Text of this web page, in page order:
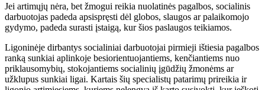
Jei artimųjų nėra, bet žmogui reikia nuolatinės pagalbos, socialinis
darbuotojas padeda apsispręsti dėl globos, slaugos ar palaikomojo
gydymo, padeda surasti įstaigą, kur šios paslaugos teikiamos.
Ligoninėje dirbantys socialiniai darbuotojai pirmieji ištiesia pagalbos
ranką sunkiai aplinkoje besiorientuojantiems, kenčiantiems nuo
priklausomybių, stokojantiems socialinių įgūdžių žmonėms ar
užklupus sunkiai ligai. Kartais šių specialistų patarimų prireikia ir